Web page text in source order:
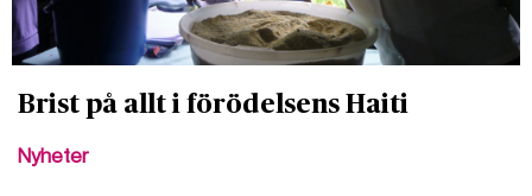
Brist på allt i förödelsens Haiti
Nyheter